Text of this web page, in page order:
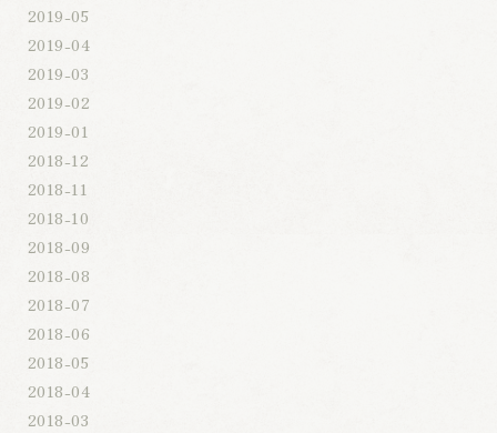
2019-05
2019-04
2019-03
2019-02
2019-01
2018-12
2018-11
2018-10
2018-09
2018-08
2018-07
2018-06
2018-05
2018-04
2018-03